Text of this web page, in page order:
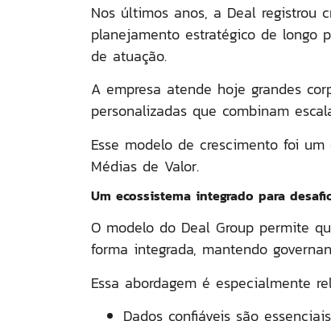
Nos últimos anos, a Deal registrou
planejamento estratégico de longo
de atuação.
A empresa atende hoje grandes
personalizadas que combinam
Esse modelo de crescimento foi
Médias de Valor.
Um ecossistema integrado para
O modelo do Deal Group permite
forma integrada, mantendo
Essa abordagem é especialmente
Dados confiáveis são